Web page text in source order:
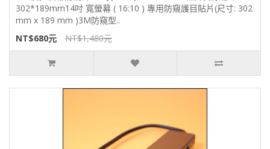
302*189mm14吋 寬螢幕 ( 16:10 ) 專用防窺護目貼片(尺寸: 302
mm x 189 mm )3M防窺型..
NT$680元
NT$1,480元